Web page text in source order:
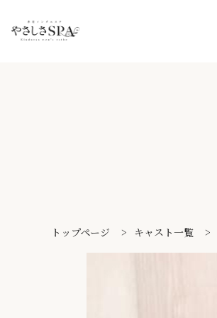
トップページ > キャスト一覧 >